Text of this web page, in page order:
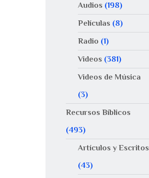
Audios (198)
Películas (8)
Radio (1)
Videos (381)
Videos de Música
(3)
Recursos Bíblicos
(493)
Artículos y Escritos
(43)